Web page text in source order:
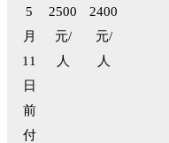
5
月
11
日
前
付
2500
元/
人
2400
元/
人